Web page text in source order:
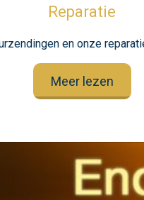
Reparatie
en onze
Meer lezen